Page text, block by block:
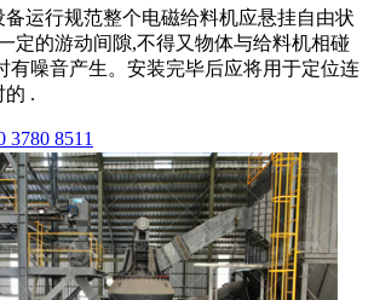
运行规范整个电磁给料机应悬挂自由状
定的游动间隙,不得又物体与给料机相碰
有噪音产生。安装完毕后应将用于定位连
的 .
3780 8511